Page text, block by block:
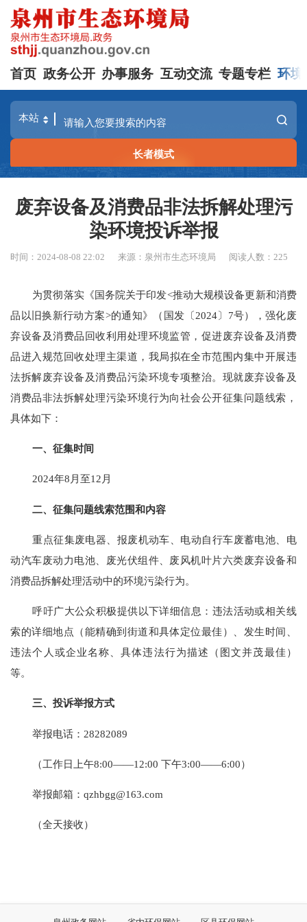
首页 政务公开 办事服务 互动交流 专题专栏 环境
长者模式
废弃设备及消费品非法拆解处理污
染环境投诉举报
时间：2024-08-08 22:02 来源：泉州市生态环境局 阅读人数：225
为贯彻落实《国务院关于印发<推动大规模设备更新和消费
品以旧换新行动方案>的通知》（ 国发 〔2024〕 7号），强化废
弃设备及消费品回收利用处理环境监管，促进废弃设备及消费
品进入规范回收处理主渠道，我局拟在全市范围内集中开展违
法拆解废弃设备及消费品污染环境专项整治。现就废弃设备及
消费品非法拆解处理污染环境行为向社会公开征集问题线索，
具体如下：
一、征集时间
2024年8月至12月
二、征集问题线索范围和内容
重点征集废电器、报废机动车、电动自行车废蓄电池、电
动汽车废动力电池、废光伏组件、废风机叶片六类废弃设备和
消费品拆解处理活动中的环境污染行为。
呼吁广大公众积极提供以下详细信息：违法活动或相关线
索的详细地点（能精确到街道和具体定位最佳）、发生时间、
违法个人或企业名称、具体违法行为描述（图文并茂最佳）
等。
三、投诉举报方式
举报电话： 28282089
（工作日上午8:00——12:00 下午3:00——6:00）
举报邮箱：qzhbgg@163.com
（全天接收）